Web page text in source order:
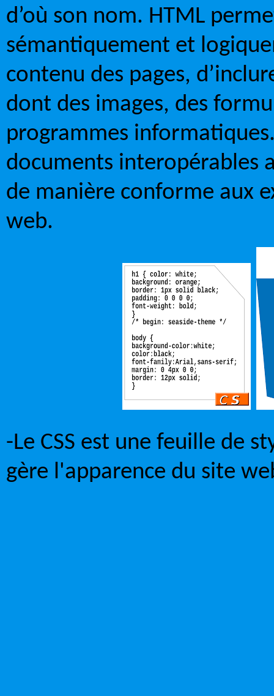
d’où son nom. HTML
sémantiquement et
contenu des pages,
dont des images, des
programmes
documents interopérables
de manière conforme aux
web.
-Le CSS est une feuille de
gère l'apparence du site